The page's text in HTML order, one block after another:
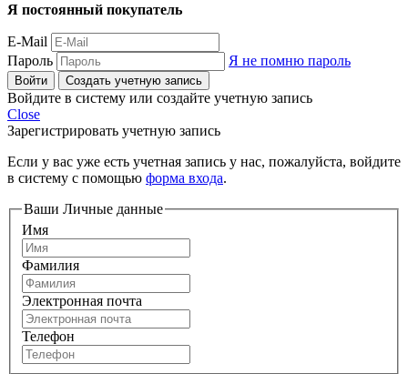
Я постоянный покупатель
E-Mail
Пароль
Я не помню пароль
Войти Создать учетную запись
Войдите в систему или создайте учетную запись
Close
Зарегистрировать учетную запись
Если у вас уже есть учетная запись у нас, пожалуйста, войдите
в систему с помощью форма входа.
Ваши Личные данные
Имя
Фамилия
Электронная почта
Телефон